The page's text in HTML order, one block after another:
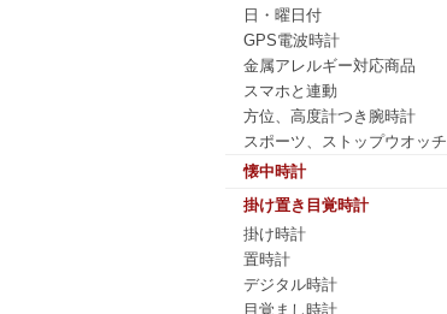
日・曜日付
GPS電波時計
金属アレルギー対応商品
スマホと連動
方位、高度計つき腕時計
スポーツ、ストップウオッチ
懐中時計
掛け置き目覚時計
掛け時計
置時計
デジタル時計
目覚まし時計